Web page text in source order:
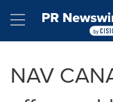
Hamburger
NAV